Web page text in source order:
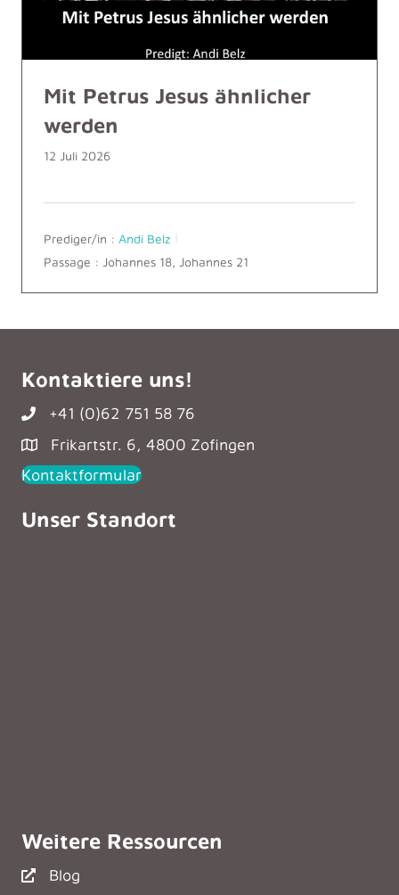
Mit Petrus Jesus ähnlicher
werden
12 Juli 2026
Prediger/in : Andi Belz
Passage : Johannes 18, Johannes 21
Kontaktiere uns!
+41 (0)62 751 58 76
Frikartstr. 6, 4800 Zofingen
Kontaktformular
Unser Standort
Weitere Ressourcen
Blog